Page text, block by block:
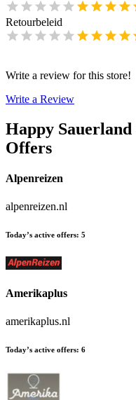
Retourbeleid
Write a review for this store!
Write a Review
Happy Sauerland
Offers
Alpenreizen
alpenreizen.nl
Today’s active offers: 5
Amerikaplus
amerikaplus.nl
Today’s active offers: 6